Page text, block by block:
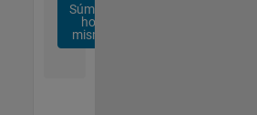
Súmese
hoy
mismo